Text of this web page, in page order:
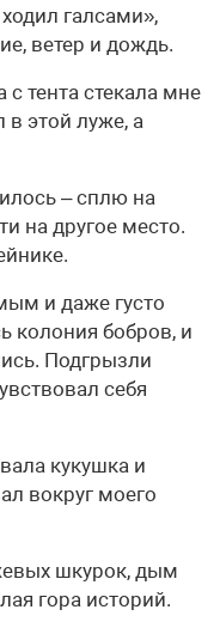
галсами»,
ветер и дождь.
тента стекала мне
в этой луже, а
– сплю на
на другое место.
и даже густо
колония бобров, и
Подгрызли
себя
кукушка и
вокруг моего
шкурок, дым
гора историй.